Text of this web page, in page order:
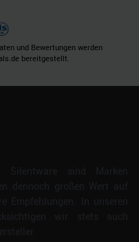
und Bewertungen werden
bereitgestellt.